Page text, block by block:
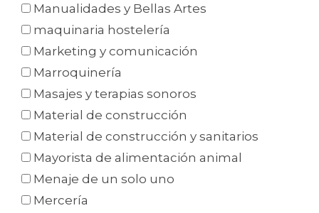
Manualidades y Bellas Artes
maquinaria hostelería
Marketing y comunicación
Marroquinería
Masajes y terapias sonoros
Material de construcción
Material de construcción y sanitarios
Mayorista de alimentación animal
Menaje de un solo uno
Mercería